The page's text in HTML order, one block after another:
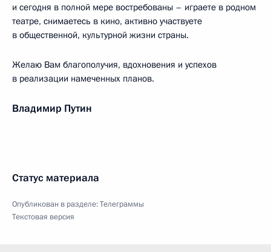
и сегодня в полной мере востребованы – играете в родном
театре, снимаетесь в кино, активно участвуете
в общественной, культурной жизни страны.
Желаю Вам благополучия, вдохновения и успехов
в реализации намеченных планов.
Владимир Путин
Статус материала
Опубликован в разделе:Телеграммы
Текстовая версия